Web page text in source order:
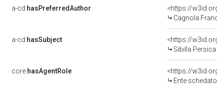
a-cd:hasPreferredAuthor
<https://
Cagnola
a-cd:hasSubject
<https://
Sibilla Persica
core:hasAgentRole
<https://
Ente schedatore